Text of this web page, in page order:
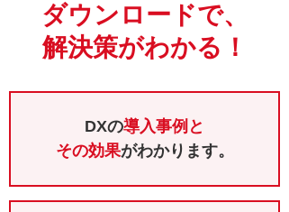
ダウンロードで、
解決策がわかる！
DXの導入事例と
その効果がわかります。